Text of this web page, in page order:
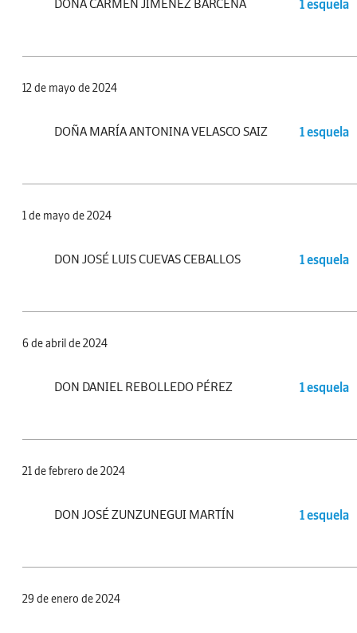
DOÑA CARMEN JIMÉNEZ BÁRCENA 1 esquela
12 de mayo de 2024
DOÑA MARÍA ANTONINA VELASCO SAIZ 1 esquela
1 de mayo de 2024
DON JOSÉ LUIS CUEVAS CEBALLOS 1 esquela
6 de abril de 2024
DON DANIEL REBOLLEDO PÉREZ 1 esquela
21 de febrero de 2024
DON JOSÉ ZUNZUNEGUI MARTÍN 1 esquela
29 de enero de 2024